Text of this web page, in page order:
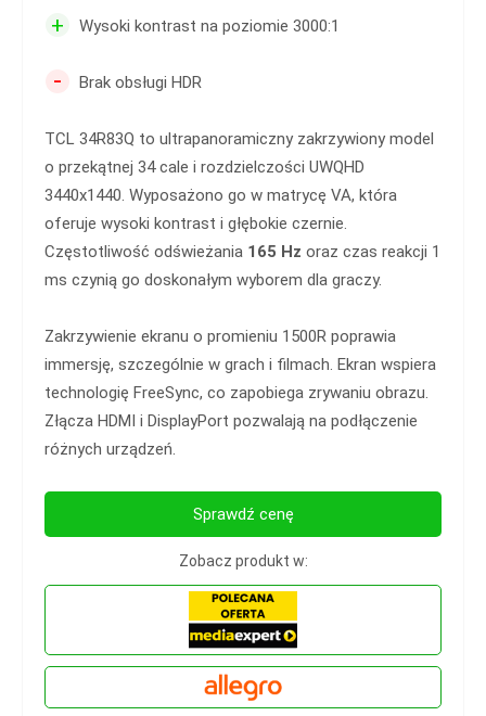
+ Wysoki kontrast na poziomie 3000:1
- Brak obsługi HDR
TCL 34R83Q to ultrapanoramiczny zakrzywiony model
o przekątnej 34 cale i rozdzielczości UWQHD
3440x1440. Wyposażono go w matrycę VA, która
oferuje wysoki kontrast i głębokie czernie.
Częstotliwość odświeżania 165 Hz oraz czas reakcji 1
ms czynią go doskonałym wyborem dla graczy.
Zakrzywienie ekranu o promieniu 1500R poprawia
immersję, szczególnie w grach i filmach. Ekran wspiera
technologię FreeSync, co zapobiega zrywaniu obrazu.
Złącza HDMI i DisplayPort pozwalają na podłączenie
różnych urządzeń.
Sprawdź cenę
Zobacz produkt w: